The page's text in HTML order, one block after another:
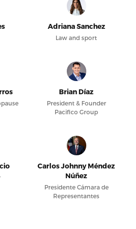
Adriana Sanchez
Law and sport
Brian Díaz
President & Founder
Pacifico Group
Carlos Johnny Méndez
Núñez
Presidente Cámara de
Representantes